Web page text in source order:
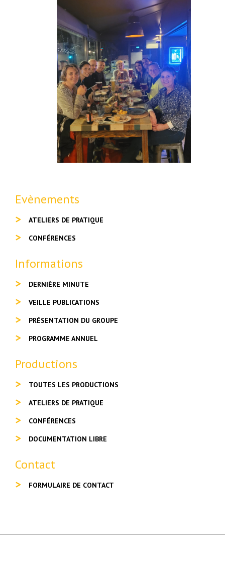
Evènements
ATELIERS DE PRATIQUE
CONFÉRENCES
Informations
DERNIÈRE MINUTE
VEILLE PUBLICATIONS
PRÉSENTATION DU GROUPE
PROGRAMME ANNUEL
Productions
TOUTES LES PRODUCTIONS
ATELIERS DE PRATIQUE
CONFÉRENCES
DOCUMENTATION LIBRE
Contact
FORMULAIRE DE CONTACT